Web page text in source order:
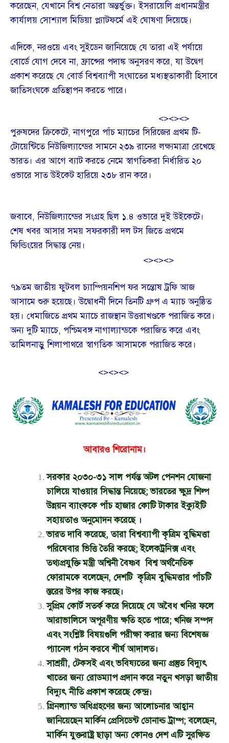
করেছেন, যেখানে বিশ্ব নেতারা অন্তর্ভুক্ত। ইসরায়েলি প্রধানমন্ত্রীর
কার্যালয় সোশ্যাল মিডিয়া প্ল্যাটফর্মে এই ঘোষণা দিয়েছে।
এদিকে, নরওয়ে এবং সুইডেন জানিয়েছে যে তারা এই পর্যায়ে
বোর্ডে যোগ দেবে না, ফ্রান্সের পদাঙ্ক অনুসরণ করে, যা উদ্বেগ
প্রকাশ করেছে যে বোর্ড বিশ্বব্যাপী সংঘাতের মধ্যস্থতাকারী হিসাবে
জাতিসংঘকে প্রতিস্থাপন করতে পারে।
<><><>
পুরুষদের ক্রিকেটে, নাগপুরে পাঁচ ম্যাচের সিরিজের প্রথম টি-
টোয়েন্টিতে নিউজিল্যান্ডের সামনে ২৩৯ রানের লক্ষ্যমাত্রা রেখেছে
ভারত। এর আগে ব্যাট করতে নেমে স্বাগতিকরা নির্ধারিত ২০
ওভারে সাত উইকেট হারিয়ে ২৩৮ রান করে।
জবাবে, নিউজিল্যান্ডের সংগ্রহ ছিল ১.৪ ওভারে দুই উইকেটে।
শেষ খবর আসার সময় সফরকারী দল টস জিতে প্রথমে
ফিল্ডিংয়ের সিদ্ধান্ত নেয়।
<><><>
৭৯তম জাতীয় ফুটবল চ্যাম্পিয়নশিপ ফর সন্তোষ ট্রফি আজ
আসামে শুরু হয়েছে। উদ্বোধনী দিনে তিনটি গ্রুপ এ ম্যাচ অনুষ্ঠিত
হয়। ধেমাজিতে প্রথম ম্যাচে রাজস্থান উত্তরাখণ্ডকে পরাজিত করে।
অন্য দুটি ম্যাচে, পশ্চিমবঙ্গ নাগাল্যান্ডকে পরাজিত করে এবং
তামিলনাড়ু শিলাপাথরে স্বাগতিক আসামকে পরাজিত করে।
<><><>
আবারও শিরোনাম।
সরকার ২০৩০-৩১ সাল পর্যন্ত অটল পেনশন যোজনা
চালিয়ে যাওয়ার সিদ্ধান্ত নিয়েছে; ভারতের ক্ষুদ্র শিল্প
উন্নয়ন ব্যাংককে পাঁচ হাজার কোটি টাকার ইক্যুইটি
সহায়তাও অনুমোদন করেছে ।
ভারত দাবি করেছে, তারা বিশ্বব্যাপী কৃত্রিম বুদ্ধিমত্তা
পরিষেবার ভিত্তি তৈরি করছে; ইলেকট্রনিক্স এবং
তথ্যপ্রযুক্তি মন্ত্রী অশ্বিনী বৈষ্ণব বিশ্ব অর্থনৈতিক
ফোরামকে বলেছেন, দেশটিকৃত্রিম বুদ্ধিমত্তার পাঁচটি
স্তরের উপর কাজ করছে।
সুপ্রিম কোর্ট সতর্ক করে দিয়েছে যে অবৈধ খনির ফলে
আরাভালিসে অপূরণীয় ক্ষতি হতে পারে; খনিজ সম্পদ
এবং সংশ্লিষ্ট বিষয়গুলি পরীক্ষা করার জন্য বিশেষজ্ঞ
প্যানেল গঠন করবে শীর্ষ আদালত।
সাশ্রয়ী, টেকসই এবং ভবিষ্যতের জন্য প্রস্তুত বিদ্যুৎ
খাতের জন্য রোডম্যাপ প্রদান করে নতুন খসড়া জাতীয়
বিদ্যুৎ নীতি প্রকাশ করেছে কেন্দ্র।
গ্রিনল্যান্ড অধিগ্রহণের জন্য আলোচনার আহ্বান
জানিয়েছেন মার্কিন প্রেসিডেন্ট ডোনাল্ড ট্রাম্প; বলেছেন,
মার্কিন যুক্তরাষ্ট্র ছাড়া অন্য কোনও দেশ এটি সুরক্ষিত